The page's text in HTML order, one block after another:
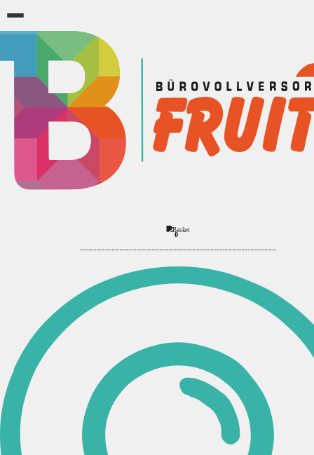
0
Toner - Tinte - Farbbänder
Farbrolle
Produkte
Sortierung:
G&G
(1)
KMP PrintTechnik
Farbe
(1)
schwarz / rot
(1)